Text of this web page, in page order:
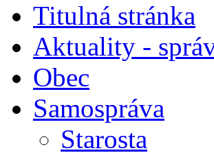
Titulná stránka
Aktuality -
Obec
Samospráva
Starosta